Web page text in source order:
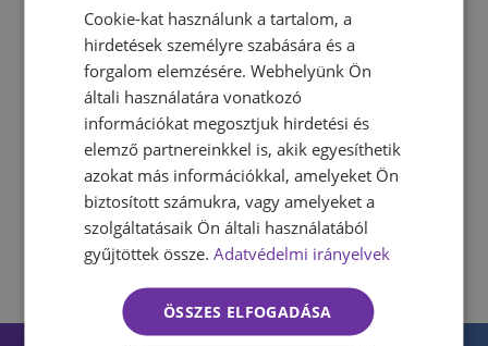
tudnak csoportos órára jelentkezni online.
HA egy óra betelt, akkor nem tudsz foglalni.
HA le szeretnéd mondani a foglalásod, akkor
ugyanezen a felületen tudod megtenni az órarend
fülön.
HA le szeretnéd mondani a foglalt időpontot azt
az óra kezdése előtt minimum 4 órával tedd meg.
4 órán belüli lemondás esetén az alkalom a
bérletedből levonásra kerül.
HUNGARIAN
ENGLISH
Cookie-kat használunk a tartalom, a
hirdetések személyre szabására és a
forgalom elemzésére. Webhelyünk Ön
általi használatára vonatkozó
információkat megosztjuk hirdetési és
elemző partnereinkkel is, akik egyesíthetik
azokat más információkkal, amelyeket Ön
biztosított számukra, vagy amelyeket a
szolgáltatásaik Ön általi használatából
gyűjtöttek össze. Adatvédelmi irányelvek
ÖSSZES ELFOGADÁSA